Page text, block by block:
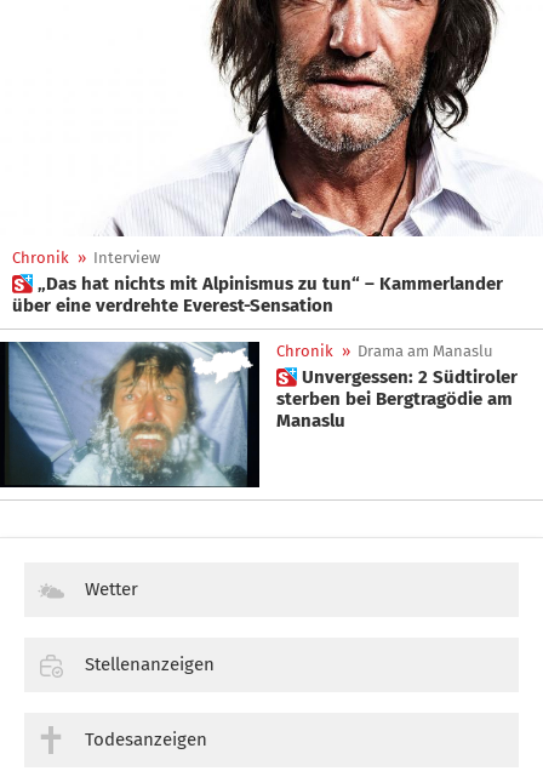
Chronik » Interview
 „Das hat nichts mit Alpinismus zu tun“ – Kammerlander
über eine verdrehte Everest-Sensation
Chronik » Drama am Manaslu
 Unvergessen: 2 Südtiroler
sterben bei Bergtragödie am
Manaslu
Wetter
Stellenanzeigen
Todesanzeigen